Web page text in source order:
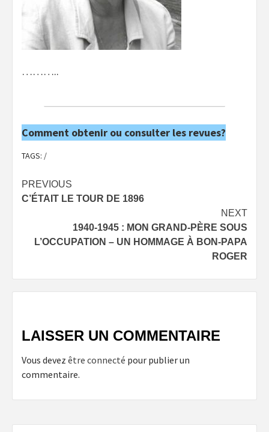
………..
Comment obtenir ou consulter les revues?
TAGS: /
Post
navigation
PREVIOUS
C’ÉTAIT LE TOUR DE 1896
NEXT
1940-1945 : MON GRAND-PÈRE SOUS
L’OCCUPATION – UN HOMMAGE À BON-PAPA
ROGER
LAISSER UN COMMENTAIRE
Vous devez être connecté pour publier un
commentaire.